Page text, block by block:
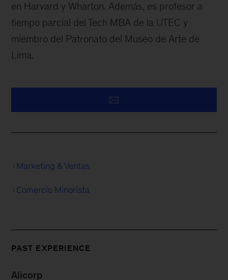
en Harvard y Wharton. Además, es profesor a
tiempo parcial del Tech MBA de la UTEC y
miembro del Patronato del Museo de Arte de
Lima.
Marketing & Ventas
Comercio Minorista
PAST EXPERIENCE
Alicorp